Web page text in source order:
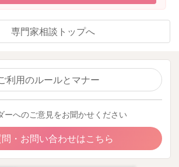
専門家相談トップへ
利用のルールとマナー
ーへのご意見をお聞かせください
問・お問い合わせはこちら